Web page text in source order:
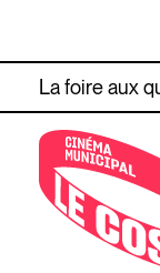
La foire aux